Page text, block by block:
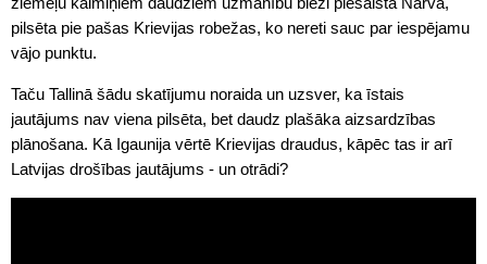
pilsēta pie pašas Krievijas robežas, ko nereti sauc par iespējamu
vājo punktu.
Taču Tallinā šādu skatījumu noraida un uzsver, ka īstais
jautājums nav viena pilsēta, bet daudz plašāka aizsardzības
plānošana. Kā Igaunija vērtē Krievijas draudus, kāpēc tas ir arī
Latvijas drošības jautājums - un otrādi?